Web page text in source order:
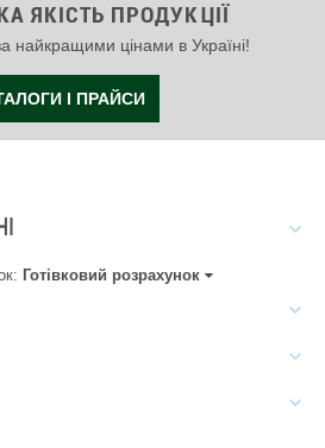
ЯКІСТЬ ПРОДУКЦІЇ
найкращими цінами в Україні!
І ПРАЙСИ
Готівковий розрахунок